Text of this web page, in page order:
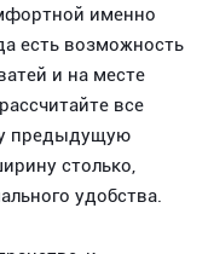
именно
есть возможность
и на месте
все
предыдущую
столько,
удобства.